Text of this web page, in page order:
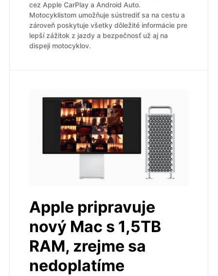
cez Apple CarPlay a Android Auto.
Motocyklistom umožňuje sústrediť sa na cestu a
zároveň poskytuje všetky dôležité informácie pre
lepší zážitok z jazdy a bezpečnosť už aj na
dispeji motocyklov.
Apple pripravuje
nový Mac s 1,5TB
RAM, zrejme sa
nedoplatíme